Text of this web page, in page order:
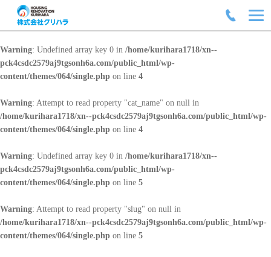
Warning: Undefined array key 0 in /home/kurihara1718/xn--
pck4csdc2579aj9tgsonh6a.com/public_html/wp-
content/themes/064/single.php on line 4
Warning: Attempt to read property "cat_name" on null in
/home/kurihara1718/xn--pck4csdc2579aj9tgsonh6a.com/public_html/wp-
content/themes/064/single.php on line 4
Warning: Undefined array key 0 in /home/kurihara1718/xn--
pck4csdc2579aj9tgsonh6a.com/public_html/wp-
content/themes/064/single.php on line 5
Warning: Attempt to read property "slug" on null in
/home/kurihara1718/xn--pck4csdc2579aj9tgsonh6a.com/public_html/wp-
content/themes/064/single.php on line 5